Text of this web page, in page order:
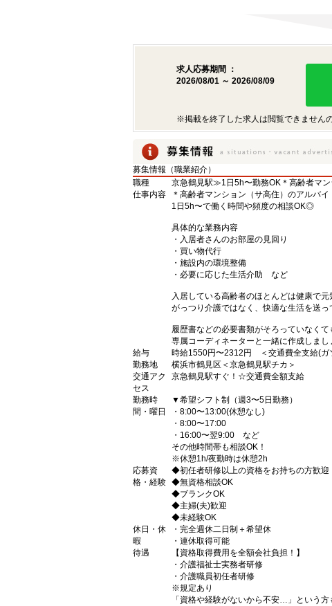
求人応募期間 ：
2026/08/01 ～ 2026/08/09
※掲載を終了した求人は閲覧できません
募集情報（職業紹介）
職種
京急鶴見駅≫1日5h〜勤務OK＊高齢者マン
仕事内容
＊高齢者マンション（サ高住）のアルバイ
1日5h〜で働く時間や頻度の相談OK◎
具体的な業務内容
・入居者さんのお部屋の見回り
・買い物代行
・施設内の環境整備
・必要に応じた生活介助 など
入居している高齢者のほとんどは健康で元
がっつり介護ではなく、快適な生活を送
履歴書などの必要書類がそろっていなく
専属コーディネーターと一緒に作成しま
給与
時給1550円〜2312円 ＜交通費全支給(ガ
勤務地
横浜市鶴見区＜京急鶴見駅チカ＞
交通アク
セス
京急鶴見駅すぐ！☆交通費全額支給
勤務時
間・曜日
▼希望シフト制（週3〜5日勤務）
・8:00〜13:00(休憩なし)
・8:00〜17:00
・16:00〜翌9:00 など
その他時間帯も相談OK！
※休憩1h/夜勤時は休憩2h
応募資
格・経験
◆初任者研修以上の資格をお持ちの方歓迎
◆無資格相談OK
◆ブランクOK
◆主婦(夫)歓迎
◆未経験OK
休日・休
暇
・完全週休二日制＋希望休
・連休取得可能
待遇
【資格取得費用を全額会社負担！】
・介護福祉士実務者研修
・介護職員初任者研修
※規定あり
「資格や経験がないから不安…」という方